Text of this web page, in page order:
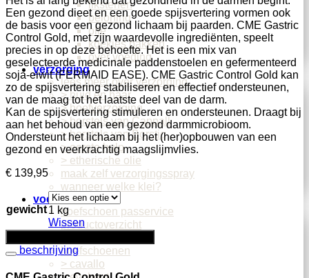
likstenen
beloning
olie
koekjes bakken
over voeding
verzorging
lees meer over verzorging
> huid en haar
> hoefverzorging
> borstels van Cappall
> borstels van Borstiq
> eerste hulp
> etherische olie
maak zelf verzorgingsspray
wanneer welke klei?
voeten
hoefschoen passervice
productoverzicht
hoefschoenen
> cavallo
Een gezond dieet en een goede spijsvertering vormen ook
de basis voor een gezond lichaam bij paarden. CME Gastric
Control Gold, met zijn waardevolle ingrediënten, speelt
precies in op deze behoefte. Het is een mix van
geselecteerde medicinale paddenstoelen en gefermenteerd
soja-eiwit (FERMAID EASE). CME Gastric Control Gold kan
zo de spijsvertering stabiliseren en effectief ondersteunen,
van de maag tot het laatste deel van de darm.
Kan de spijsvertering stimuleren en ondersteunen. Draagt ​​bij
aan het behoud van een gezond darmmicrobioom.
Ondersteunt het lichaam bij het (her)opbouwen van een
gezond en veerkrachtig maagslijmvlies.
€ 139,95
gewicht1 kg
Wissen
beschrijving